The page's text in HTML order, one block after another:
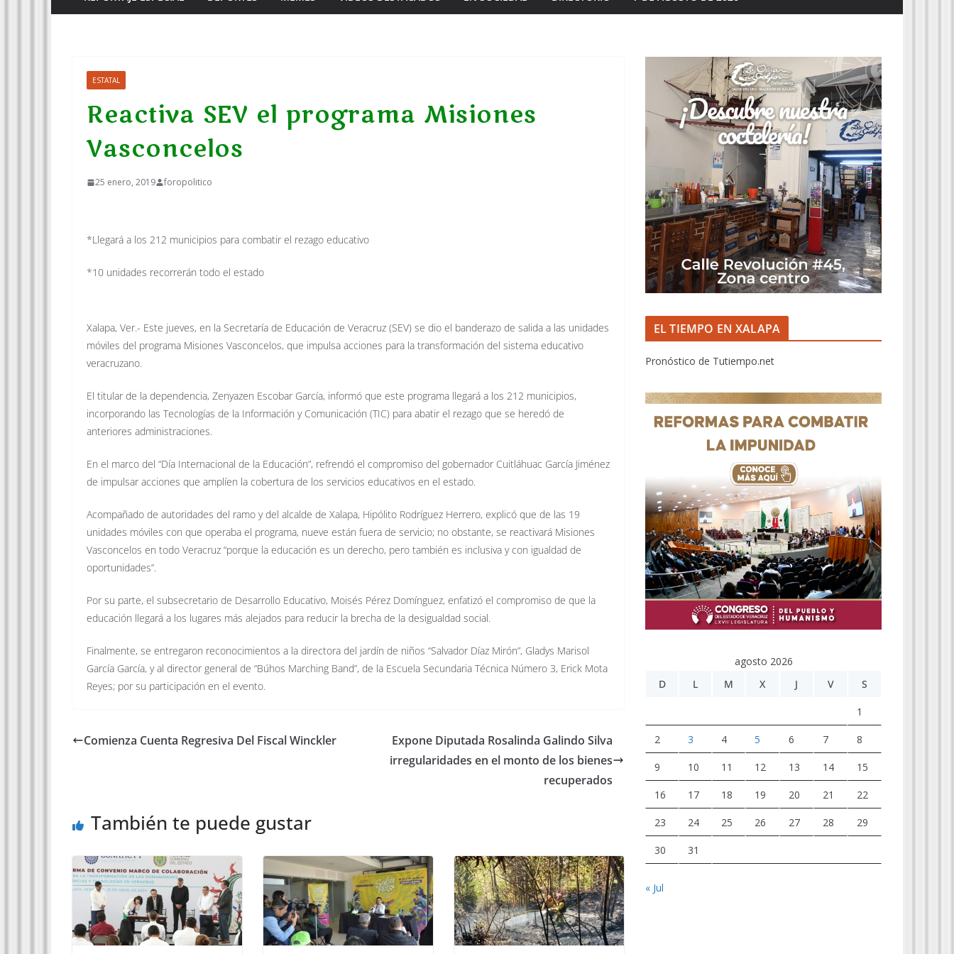
ESTATAL
Reactiva SEV el programa Misiones
Vasconcelos
25 enero, 2019 foropolitico
*Llegará a los 212 municipios para combatir el rezago educativo
*10 unidades recorrerán todo el estado
Xalapa, Ver.- Este jueves, en la Secretaría de Educación de Veracruz (SEV) se dio el banderazo de salida a las unidades
móviles del programa Misiones Vasconcelos, que impulsa acciones para la transformación del sistema educativo
veracruzano.
El titular de la dependencia, Zenyazen Escobar García, informó que este programa llegará a los 212 municipios,
incorporando las Tecnologías de la Información y Comunicación (TIC) para abatir el rezago que se heredó de
anteriores administraciones.
En el marco del “Día Internacional de la Educación”, refrendó el compromiso del gobernador Cuitláhuac García Jiménez
de impulsar acciones que amplíen la cobertura de los servicios educativos en el estado.
Acompañado de autoridades del ramo y del alcalde de Xalapa, Hipólito Rodríguez Herrero, explicó que de las 19
unidades móviles con que operaba el programa, nueve están fuera de servicio; no obstante, se reactivará Misiones
Vasconcelos en todo Veracruz “porque la educación es un derecho, pero también es inclusiva y con igualdad de
oportunidades”.
Por su parte, el subsecretario de Desarrollo Educativo, Moisés Pérez Domínguez, enfatizó el compromiso de que la
educación llegará a los lugares más alejados para reducir la brecha de la desigualdad social.
Finalmente, se entregaron reconocimientos a la directora del jardín de niños “Salvador Díaz Mirón”, Gladys Marisol
García García, y al director general de “Búhos Marching Band”, de la Escuela Secundaria Técnica Número 3, Erick Mota
Reyes; por su participación en el evento.
Comienza Cuenta Regresiva Del Fiscal Winckler
Expone Diputada Rosalinda Galindo Silva
irregularidades en el monto de los bienes
recuperados
También te puede gustar
EL TIEMPO EN XALAPA
Pronóstico de Tutiempo.net
agosto 2026
D
L M X J V S
1
2 3 4 5 6 7 8
9 10 11 12 13 14 15
16 17 18 19 20 21 22
23 24 25 26 27 28 29
30 31
« Jul